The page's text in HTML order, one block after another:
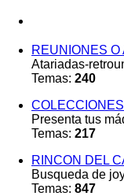
REUNIONES O
Atariadas-
Temas: 240
Presenta tus
Temas: 217
RINCON DEL
Busqueda de
Temas: 847